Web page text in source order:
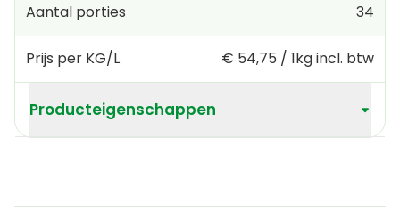
Aantal porties 34
Prijs per KG/L € 54,75 / 1kgincl. btw
Producteigenschappen